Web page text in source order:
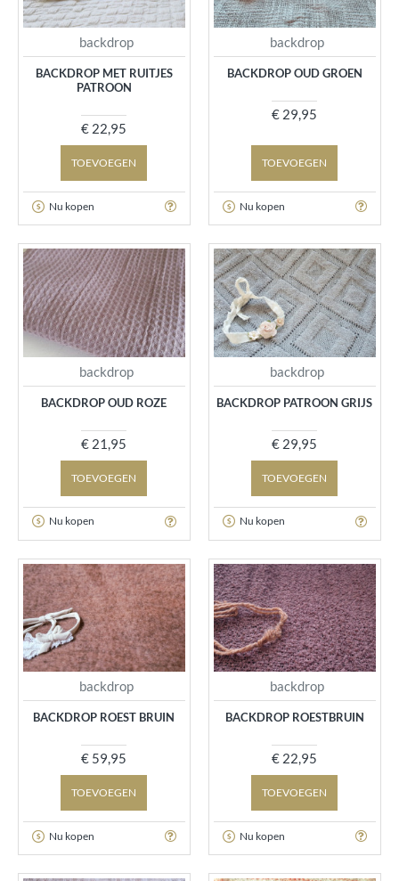
backdrop
BACKDROP MET RUITJES
PATROON
€ 22,95
TOEVOEGEN
Nu kopen
backdrop
BACKDROP OUD GROEN
€ 29,95
TOEVOEGEN
Nu kopen
backdrop
BACKDROP OUD ROZE
€ 21,95
TOEVOEGEN
Nu kopen
backdrop
BACKDROP PATROON GRIJS
€ 29,95
TOEVOEGEN
Nu kopen
backdrop
BACKDROP ROEST BRUIN
€ 59,95
TOEVOEGEN
Nu kopen
backdrop
BACKDROP ROESTBRUIN
€ 22,95
TOEVOEGEN
Nu kopen